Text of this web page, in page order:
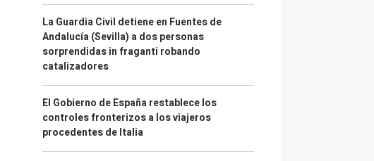
La Guardia Civil detiene en Fuentes de
Andalucía (Sevilla) a dos personas
sorprendidas in fraganti robando
catalizadores
El Gobierno de España restablece los
controles fronterizos a los viajeros
procedentes de Italia